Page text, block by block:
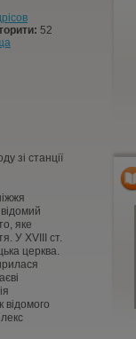
52
зі станції
яке
У XVIII ст.
церква.